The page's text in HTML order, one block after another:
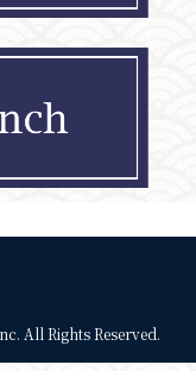
All Rights Reserved.